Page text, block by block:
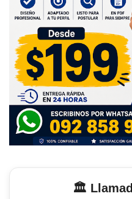
🏛️